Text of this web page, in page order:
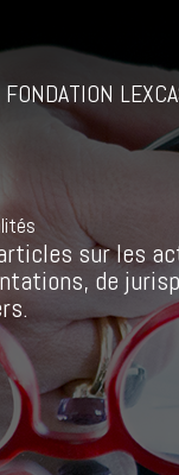
FONDATION
sur les
de